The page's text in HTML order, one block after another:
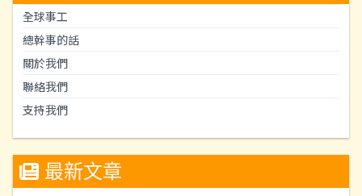
全球事工
總幹事的話
關於我們
聯絡我們
支持我們
最新文章